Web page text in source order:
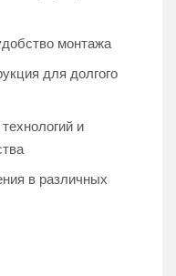
монтажа
для долгого
и
в различных